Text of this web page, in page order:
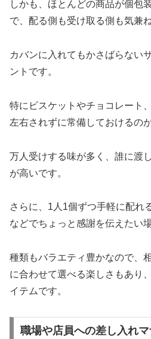
しかも、ほとんどの商品が個包
で、配る側も受け取る側も気兼
カバンに入れてもかさばらない
ントです。
特にビスケットやチョコレート
左右されずに常備しておけるの
万人受けする味が多く、誰に渡
が高いです。
さらに、1人1個ずつ手軽に配れ
などでちょっと感謝を伝えたい
種類もバラエティ豊かなので、
に合わせて選べる楽しさもあり
イテムです。
職場や店員への差し入れ